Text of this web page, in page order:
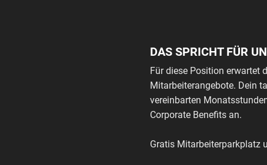
DAS SPRICHT FÜR
Für diese Position erwartet
Mitarbeiterangebote. Dein
vereinbarten
Corporate Benefits an.
Gratis Mitarbeiterparkplatz